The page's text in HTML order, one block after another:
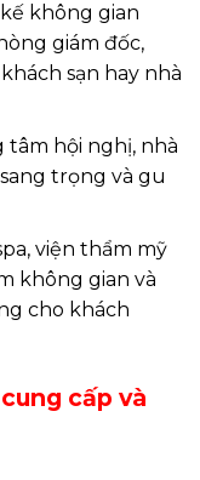
không gian
giám đốc,
sạn hay nhà
hội nghị, nhà
trọng và gu
viện thẩm mỹ
không gian và
cho khách
cấp và